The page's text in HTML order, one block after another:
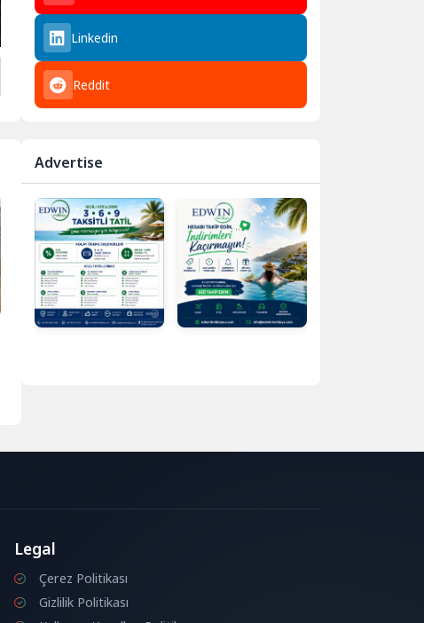
Linkedin
Reddit
Advertise
Legal
Çerez Politikası
Gizlilik Politikası